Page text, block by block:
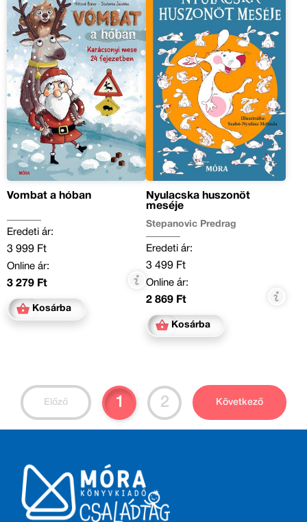
Vombat a hóban
Eredeti ár:
3 999 Ft
Online ár:
3 279 Ft
Kosárba
Nyulacska huszonöt
meséje
Stepanovic Predrag
Eredeti ár:
3 499 Ft
Online ár:
2 869 Ft
Kosárba
Előző 1 2 Következő